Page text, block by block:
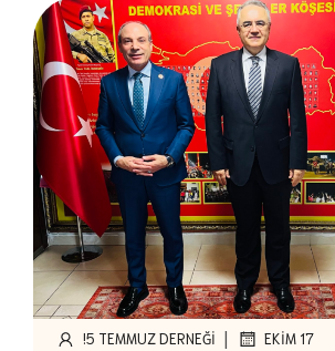
!5 TEMMUZ DERNEĞI | EKIM 17